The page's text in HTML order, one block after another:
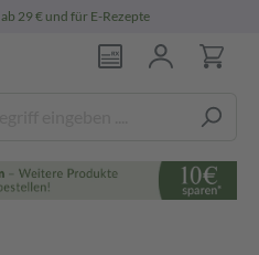
ab 29 € und für E-Rezepte